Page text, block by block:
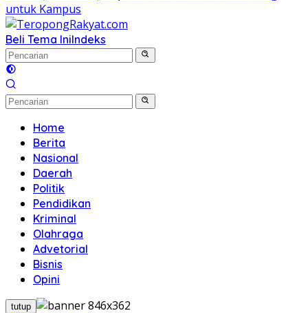
untuk Kampus
Beli Tema IniIndeks
Home
Berita
Nasional
Daerah
Politik
Pendidikan
Kriminal
Olahraga
Advetorial
Bisnis
Opini
tutup